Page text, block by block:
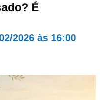
É
2026 às 16:00